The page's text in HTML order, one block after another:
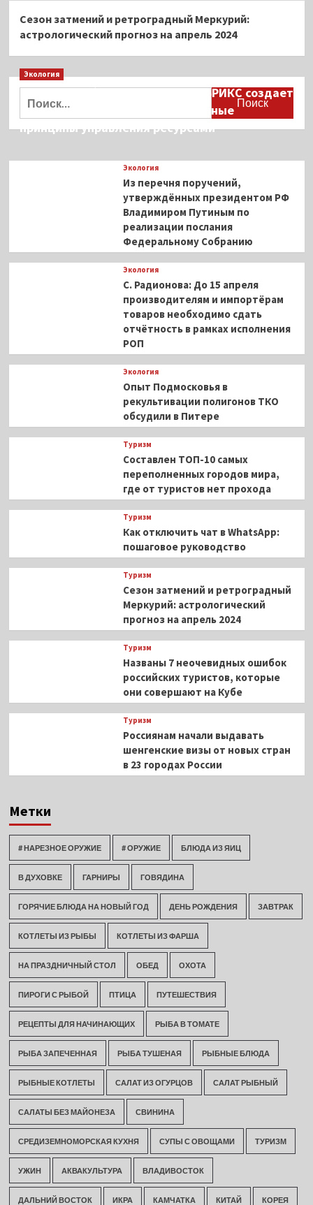
Сезон затмений и ретроградный Меркурий:
астрологический прогноз на апрель 2024
Экология
Дмитрий Кобылкин: площадка БРИКС создает
возможность сформировать единые
принципы управления ресурсами
Экология
Из перечня поручений,
утверждённых президентом РФ
Владимиром Путиным по
реализации послания
Федеральному Собранию
Экология
С. Радионова: До 15 апреля
производителям и импортёрам
товаров необходимо сдать
отчётность в рамках исполнения
РОП
Экология
Опыт Подмосковья в
рекультивации полигонов ТКО
обсудили в Питере
Туризм
Составлен ТОП-10 самых
переполненных городов мира,
где от туристов нет прохода
Туризм
Как отключить чат в WhatsApp:
пошаговое руководство
Туризм
Сезон затмений и ретроградный
Меркурий: астрологический
прогноз на апрель 2024
Туризм
Названы 7 неочевидных ошибок
российских туристов, которые
они совершают на Кубе
Туризм
Россиянам начали выдавать
шенгенские визы от новых стран
в 23 городах России
Метки
# НАРЕЗНОЕ ОРУЖИЕ # ОРУЖИЕ БЛЮДА ИЗ ЯИЦ
В ДУХОВКЕ ГАРНИРЫ ГОВЯДИНА
ГОРЯЧИЕ БЛЮДА НА НОВЫЙ ГОД ДЕНЬ РОЖДЕНИЯ ЗАВТРАК
КОТЛЕТЫ ИЗ РЫБЫ КОТЛЕТЫ ИЗ ФАРША
НА ПРАЗДНИЧНЫЙ СТОЛ ОБЕД ОХОТА
ПИРОГИ С РЫБОЙ ПТИЦА ПУТЕШЕСТВИЯ
РЕЦЕПТЫ ДЛЯ НАЧИНАЮЩИХ РЫБА В ТОМАТЕ
РЫБА ЗАПЕЧЕННАЯ РЫБА ТУШЕНАЯ РЫБНЫЕ БЛЮДА
РЫБНЫЕ КОТЛЕТЫ САЛАТ ИЗ ОГУРЦОВ САЛАТ РЫБНЫЙ
САЛАТЫ БЕЗ МАЙОНЕЗА СВИНИНА
СРЕДИЗЕМНОМОРСКАЯ КУХНЯ СУПЫ С ОВОЩАМИ ТУРИЗМ
УЖИН АКВАКУЛЬТУРА ВЛАДИВОСТОК
ДАЛЬНИЙ ВОСТОК ИКРА КАМЧАТКА КИТАЙ КОРЕЯ